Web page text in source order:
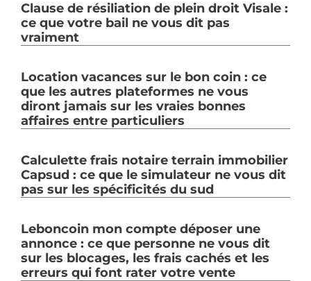
Clause de résiliation de plein droit Visale :
ce que votre bail ne vous dit pas
vraiment
Location vacances sur le bon coin : ce
que les autres plateformes ne vous
diront jamais sur les vraies bonnes
affaires entre particuliers
Calculette frais notaire terrain immobilier
Capsud : ce que le simulateur ne vous dit
pas sur les spécificités du sud
Leboncoin mon compte déposer une
annonce : ce que personne ne vous dit
sur les blocages, les frais cachés et les
erreurs qui font rater votre vente